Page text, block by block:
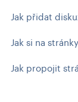
Jak přidat
Jak si na
Jak propojit